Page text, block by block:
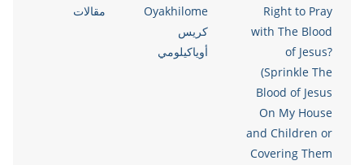
Right to Pray
with The Blood
of Jesus?
(Sprinkle The
Blood of Jesus
On My House
and Children or
Covering Them
Oyakhilome
كريس
أوياكيلومي
مقالات